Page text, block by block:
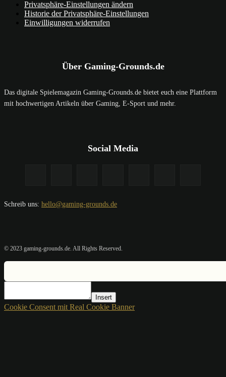
Privatsphäre-Einstellungen ändern
Historie der Privatsphäre-Einstellungen
Einwilligungen widerrufen
Über Gaming-Grounds.de
Das digitale Spielemagazin Gaming-Grounds.de bietet euch eine Plattform
mit hochwertigen Artikeln über Gaming, E-Sport und mehr.
Social Media
Schreib uns: hello@gaming-grounds.de
© 2023 gaming-grounds.de. All Rights Reserved.
Insert
Cookie Consent mit Real Cookie Banner